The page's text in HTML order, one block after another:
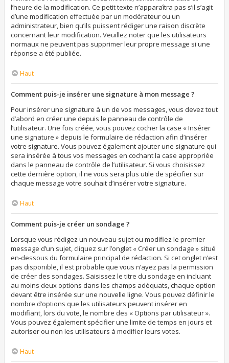
l’heure de la modification. Ce petit texte n’apparaîtra pas s’il s’agit
d’une modification effectuée par un modérateur ou un
administrateur, bien qu’ils puissent rédiger une raison discrète
concernant leur modification. Veuillez noter que les utilisateurs
normaux ne peuvent pas supprimer leur propre message si une
réponse a été publiée.
Haut
Comment puis-je insérer une signature à mon message ?
Pour insérer une signature à un de vos messages, vous devez tout
d’abord en créer une depuis le panneau de contrôle de
l’utilisateur. Une fois créée, vous pouvez cocher la case « Insérer
une signature » depuis le formulaire de rédaction afin d’insérer
votre signature. Vous pouvez également ajouter une signature qui
sera insérée à tous vos messages en cochant la case appropriée
dans le panneau de contrôle de l’utilisateur. Si vous choisissez
cette dernière option, il ne vous sera plus utile de spécifier sur
chaque message votre souhait d’insérer votre signature.
Haut
Comment puis-je créer un sondage ?
Lorsque vous rédigez un nouveau sujet ou modifiez le premier
message d’un sujet, cliquez sur l’onglet « Créer un sondage » situé
en-dessous du formulaire principal de rédaction. Si cet onglet n’est
pas disponible, il est probable que vous n’ayez pas la permission
de créer des sondages. Saisissez le titre du sondage en incluant
au moins deux options dans les champs adéquats, chaque option
devant être insérée sur une nouvelle ligne. Vous pouvez définir le
nombre d’options que les utilisateurs peuvent insérer en
modifiant, lors du vote, le nombre des « Options par utilisateur ».
Vous pouvez également spécifier une limite de temps en jours et
autoriser ou non les utilisateurs à modifier leurs votes.
Haut